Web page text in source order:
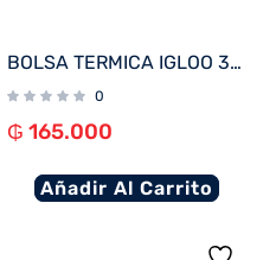
BOLSA TERMICA IGLOO 3 LATAS FUNNY PACK RETRO LILA 63078
0
₲ 165.000
Añadir Al Carrito